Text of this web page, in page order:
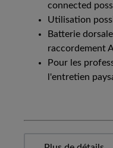
connected
Utilisation
Batterie
raccordement
Pour les
l'entretien